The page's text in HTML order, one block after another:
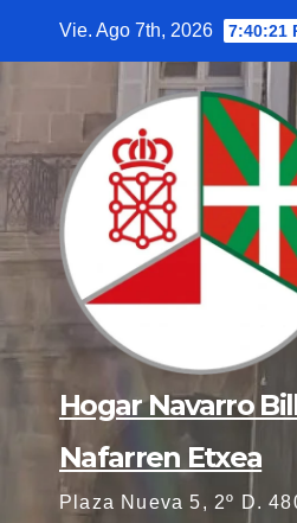
Vie. Ago 7th, 2026 7:40:21
Hogar Navarro
Nafarren Etxea
Plaza Nueva 5, 2º D.